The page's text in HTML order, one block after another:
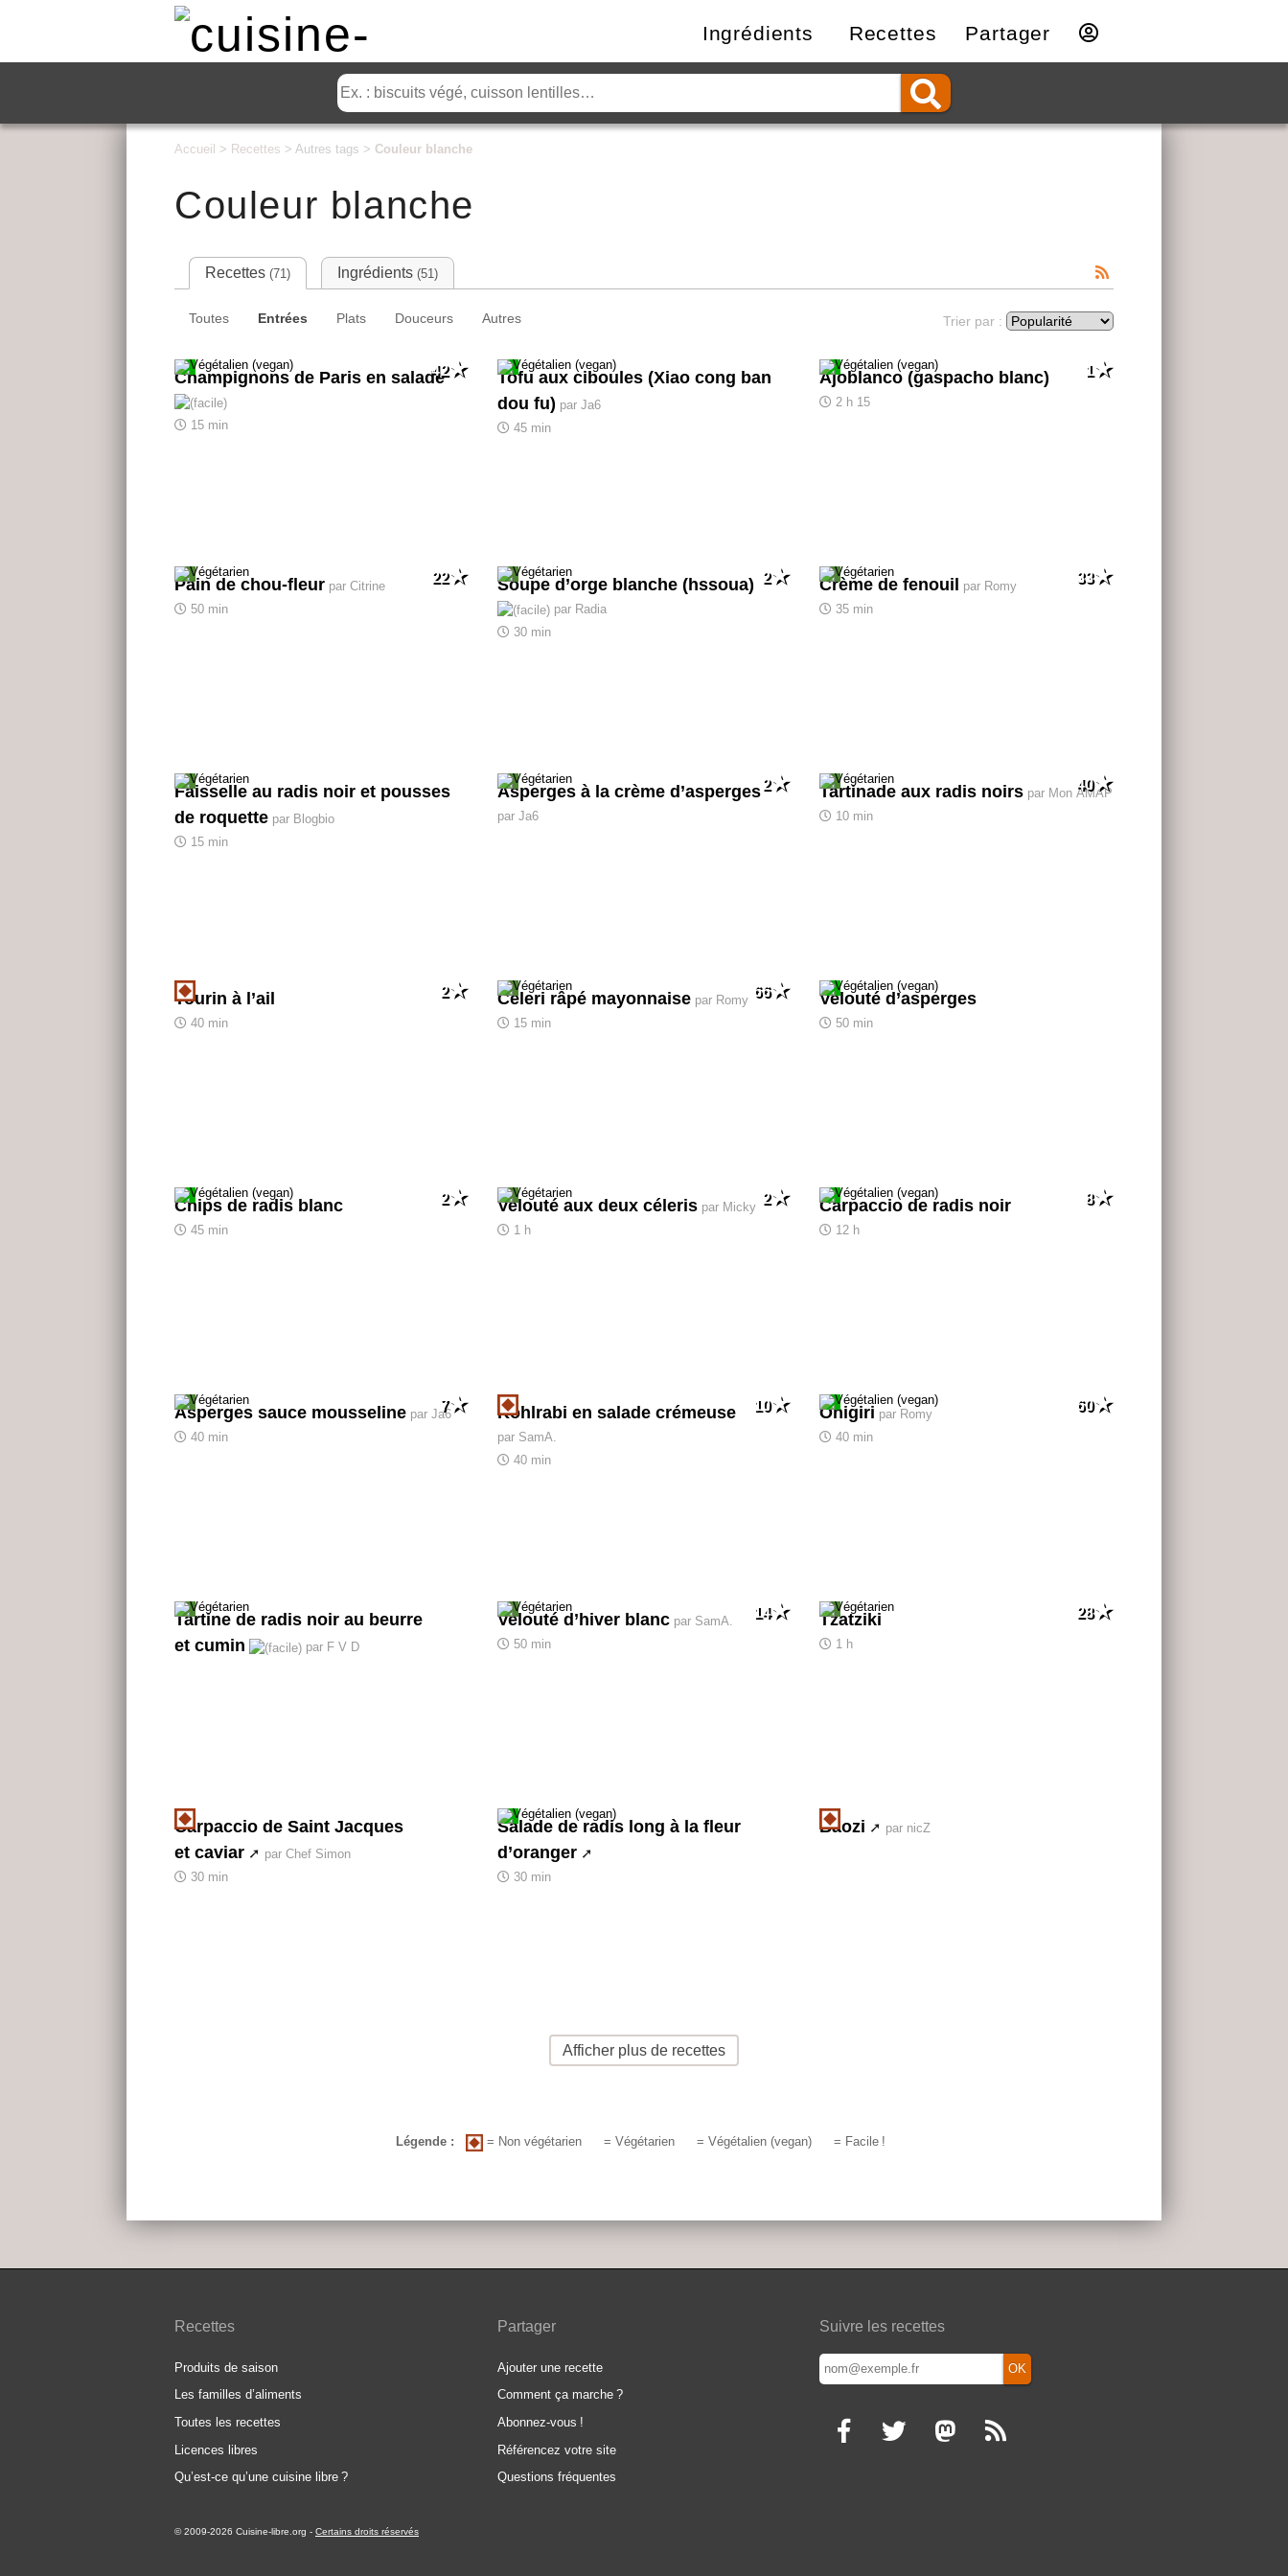
Ingrédients Recettes Partager
Accueil > Recettes > Autres tags > Couleur blanche
Couleur blanche
Recettes (71) Ingrédients (51)
Toutes Entrées Plats Douceurs Autres Trier par :
Champignons de Paris en salade
15 min
42
Tofu aux ciboules (Xiao cong ban
dou fu) par Ja6
45 min
Ajoblanco (gaspacho blanc)
2 h 15
1
Pain de chou-fleur par Citrine
50 min
22 Soupe d’orge blanche (hssoua)
par Radia
30 min
2 Crème de fenouil par Romy
35 min
33
Faisselle au radis noir et pousses
de roquette par Blogbio
15 min
Asperges à la crème d’asperges
par Ja6
2 Tartinade aux radis noirs par Mon AMAP
10 min
40
Tourin à l’ail
40 min
2 Céleri râpé mayonnaisepar Romy
15 min
66 Velouté d’asperges
50 min
Chips de radis blanc
45 min
2 Velouté aux deux célerispar Micky
1 h
2 Carpaccio de radis noir
12 h
8
Asperges sauce mousseline par Ja6
40 min
7 Kohlrabi en salade crémeuse
par SamA.
40 min
10 Onigiri par Romy
40 min
60
Tartine de radis noir au beurre
et cumin
par F V D
Velouté d’hiver blancpar SamA.
50 min
14 Tzatziki
1 h
28
Carpaccio de Saint Jacques
et caviar
par Chef Simon
30 min
Salade de radis long à la fleur
d’oranger
30 min
Baozi par nicZ
Afficher plus de recettes
Légende : = Non végétarien = Végétarien = Végétalien (vegan) = Facile !
Recettes
Produits de saison
Les familles d’aliments
Toutes les recettes
Licences libres
Qu’est-ce qu’une cuisine libre ?
Partager
Ajouter une recette
Comment ça marche ?
Abonnez-vous !
Référencez votre site
Questions fréquentes
Suivre les recettes
OK
© 2009-2026 Cuisine-libre.org - Certains droits réservés